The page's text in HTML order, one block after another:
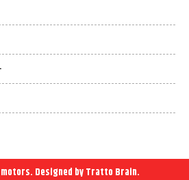
Designed byTratto Brain.